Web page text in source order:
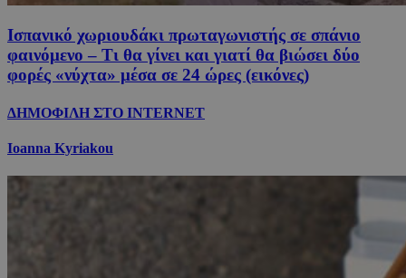
Ισπανικό χωριουδάκι πρωταγωνιστής σε σπάνιο
φαινόμενο – Τι θα γίνει και γιατί θα βιώσει δύο
φορές «νύχτα» μέσα σε 24 ώρες (εικόνες)
ΔΗΜΟΦΙΛΗ ΣΤΟ INTERNET
Ioanna Kyriakou